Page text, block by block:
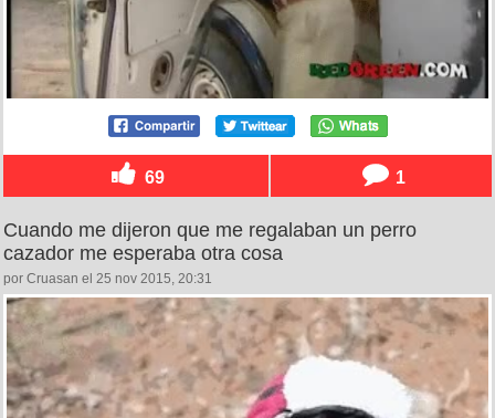
69 1
Cuando me dijeron que me regalaban un perro
cazador me esperaba otra cosa
por Cruasan el 25 nov 2015, 20:31